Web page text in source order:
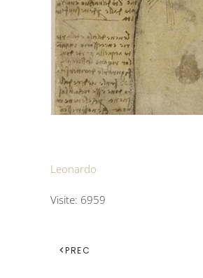
Leonardo
Visite: 6959
PREC